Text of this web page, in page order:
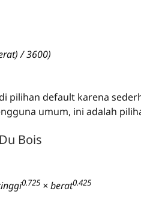
/ 3600)
pilihan default karena
umum, ini adalah
Bois
0.725 × berat0.425